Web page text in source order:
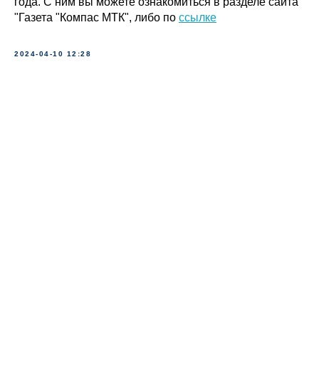
"Газета "Компас МТК", либо по ссылке
2024-04-10 12:28